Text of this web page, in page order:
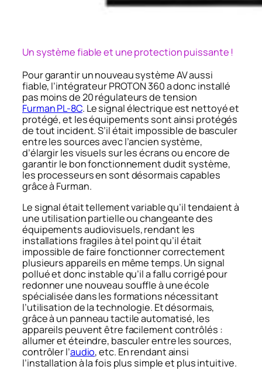
Un système fiable et une protection puissante !
Pour garantir un nouveau système AV aussi
fiable, l’intégrateur PROTON 360 a donc installé
pas moins de 20 régulateurs de tension
Furman PL-8C. Le signal électrique est nettoyé et
protégé, et les équipements sont ainsi protégés
de tout incident. S’il était impossible de basculer
entre les sources avec l’ancien système,
d’élargir les visuels sur les écrans ou encore de
garantir le bon fonctionnement dudit système,
les processeurs en sont désormais capables
grâce à Furman.
Le signal était tellement variable qu’il tendaient à
une utilisation partielle ou changeante des
équipements audiovisuels, rendant les
installations fragiles à tel point qu’il était
impossible de faire fonctionner correctement
plusieurs appareils en même temps. Un signal
pollué et donc instable qu’il a fallu corrigé pour
redonner une nouveau souffle à une école
spécialisée dans les formations nécessitant
l’utilisation de la technologie. Et désormais,
grâce à un panneau tactile automatisé, les
appareils peuvent être facilement contrôlés :
allumer et éteindre, basculer entre les sources,
contrôler l’audio, etc. En rendant ainsi
l’installation à la fois plus simple et plus intuitive.